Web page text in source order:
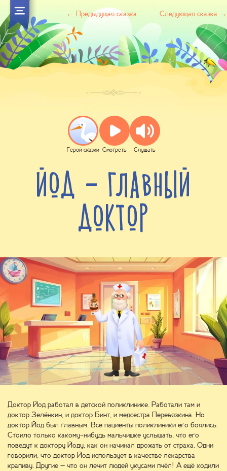
← Предыдущая сказка Следующая сказка →
Герой сказки Смотреть Слушать
ЙОД - ГЛАВНЫЙ
ДОКТОР
Доктор Йод работал в детской поликлинике. Работали там и
доктор Зелёнкин, и доктор Бинт, и медсестра Перевязкина. Но
доктор Йод был главным. Все пациенты поликлиники его боялись.
Стоило только какому-нибудь мальчишке услышать, что его
поведут к доктору Йоду, как он начинал дрожать от страха. Одни
говорили, что доктор Йод использует в качестве лекарства
крапиву. Другие – что он лечит людей укусами пчёл! А ещё ходили